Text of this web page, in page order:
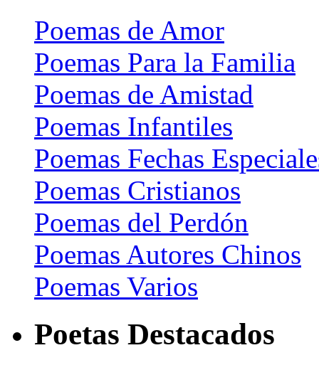
Poemas de Amor
Poemas Para la Familia
Poemas de Amistad
Poemas Infantiles
Poemas Fechas
Poemas Cristianos
Poemas del Perdón
Poemas Autores Chinos
Poemas Varios
Poetas Destacados